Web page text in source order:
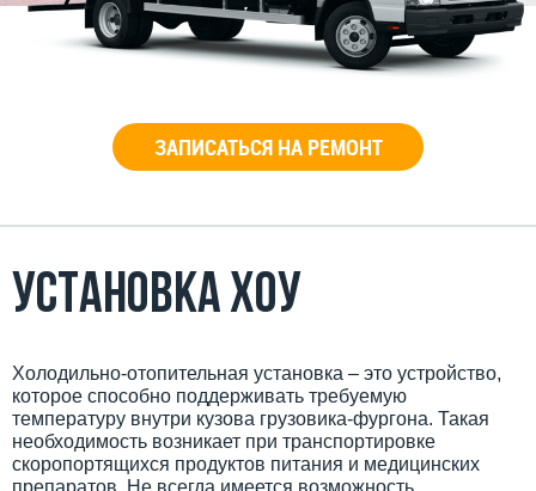
ЗАПИСАТЬСЯ НА РЕМОНТ
Установка ХОУ
Холодильно-отопительная установка – это устройство,
которое способно поддерживать требуемую
температуру внутри кузова грузовика-фургона. Такая
необходимость возникает при транспортировке
скоропортящихся продуктов питания и медицинских
препаратов. Не всегда имеется возможность